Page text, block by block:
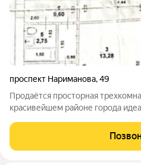
проспект Нариманова,49
Продаётся просторная
красивейшем районе города идеальное место для тех, кто
Квартира расположена в
зелеными зонами отдыха и всей